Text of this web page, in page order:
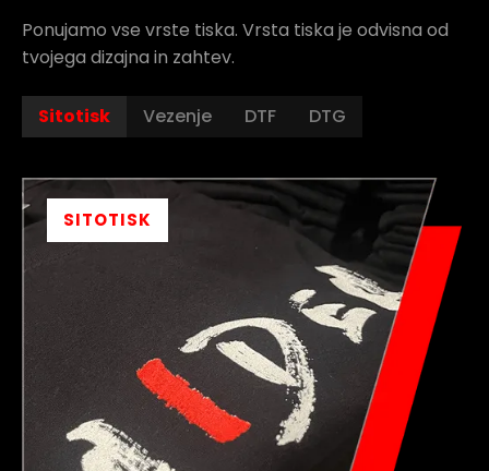
Ponujamo vse vrste tiska. Vrsta tiska je odvisna od
tvojega dizajna in zahtev.
Sitotisk Vezenje DTF DTG
SITOTISK